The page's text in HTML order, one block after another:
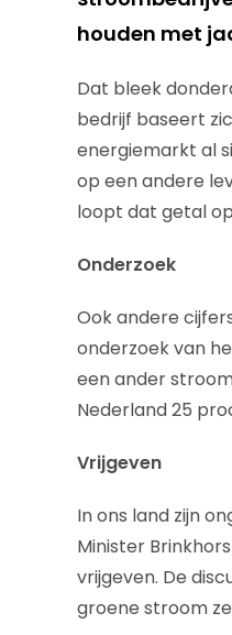
houden met
Dat bleek
bedrijf baseert
energiemarkt al
op een andere
loopt dat getal
Onderzoek
Ook andere
onderzoek van
een ander
Nederland 25
Vrijgeven
In ons land zijn
Minister
vrijgeven. De
groene stroom